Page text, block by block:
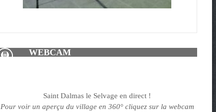
WEBCAM
Saint Dalmas le Selvage en direct !
Pour voir un aperçu du village en 360° cliquez sur la webcam